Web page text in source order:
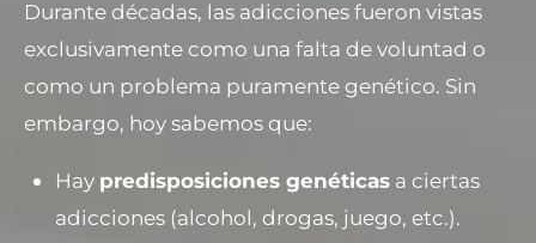
Durante décadas, las adicciones fueron vistas
exclusivamente como una falta de voluntad o
como un problema puramente genético. Sin
embargo, hoy sabemos que:
Hay predisposiciones genéticas a ciertas
adicciones (alcohol, drogas, juego, etc.).